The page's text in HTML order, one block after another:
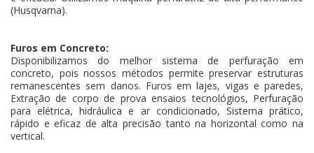
(Husqvarna).
Furos em Concreto:
Disponibilizamos do melhor sistema de perfuração em
concreto, pois nossos métodos permite preservar estruturas
remanescentes sem danos. Furos em lajes, vigas e paredes,
Extração de corpo de prova ensaios tecnológios, Perfuração
para elétrica, hidráulica e ar condicionado, Sistema prático,
rápido e eficaz de alta precisão tanto na horizontal como na
vertical.